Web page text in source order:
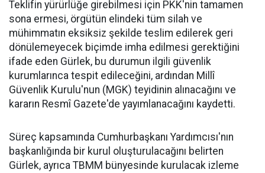
Teklifin yürürlüğe girebilmesi için PKK'nin tamamen
sona ermesi, örgütün elindeki tüm silah ve
mühimmatın eksiksiz şekilde teslim edilerek geri
dönülemeyecek biçimde imha edilmesi gerektiğini
ifade eden Gürlek, bu durumun ilgili güvenlik
kurumlarınca tespit edileceğini, ardından Millî
Güvenlik Kurulu'nun (MGK) teyidinin alınacağını ve
kararın Resmî Gazete'de yayımlanacağını kaydetti.
Süreç kapsamında Cumhurbaşkanı Yardımcısı'nın
başkanlığında bir kurul oluşturulacağını belirten
Gürlek, ayrıca TBMM bünyesinde kurulacak izleme